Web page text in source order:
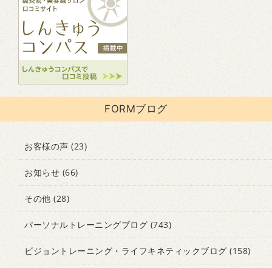
FORMブログ
お客様の声 (23)
お知らせ (66)
その他 (28)
パーソナルトレーニングブログ (743)
ビジョントレーニング・ライフキネティックブログ (158)